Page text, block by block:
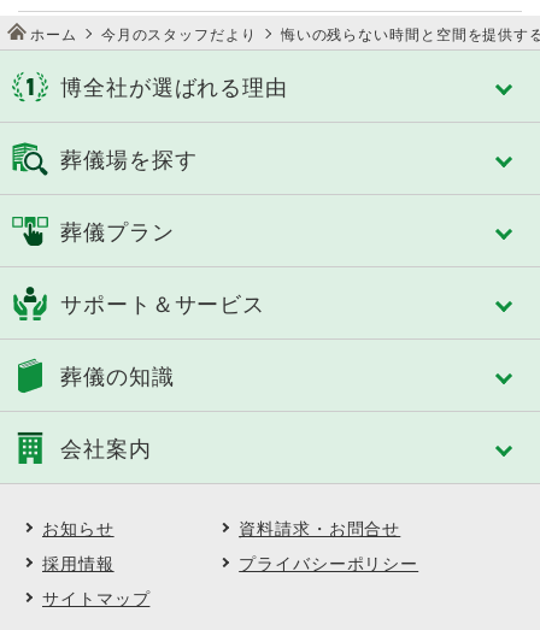
ホーム 今月のスタッフだより 悔いの残らない時間と空間を提供す
博全社が選ばれる理由
博全社の特長
3タイプのセレモニーホール
スタイルで選べる式場
人づくり（人材教育）
細やかなサービス
エンバーミング・湯灌
トータルサポート
葬儀への想い
葬儀場を探す
成田市
四街道市
市原市
船橋市
茂原市
いすみ市
鴨川市
勝浦市
山武郡
木更津市
君津市
匝瑳市
柏市
野田市
葬儀プラン
おひとり様あんしんパック
認知症対策あんしんパック
家族葬
中規模葬
一日葬
直葬
博全社の社葬
選べる葬送品・おもてなし
サポート＆サービス
事前相談のすすめ
アフターサポート
SOUセレモニーメンバーズ(互助会)
喪中はがき印刷サービス
契約企業・団体の葬儀割引サービス
イベント・セミナー・見学会
葬儀の知識
葬儀に必要な費用
ご葬儀後の対応と手続き
よくある質問
ご葬儀エピソード
顧客インタビュー
会社案内
会社概要・理念
沿革
直営式場
お知らせ
資料請求・お問合せ
採用情報
プライバシーポリシー
サイトマップ